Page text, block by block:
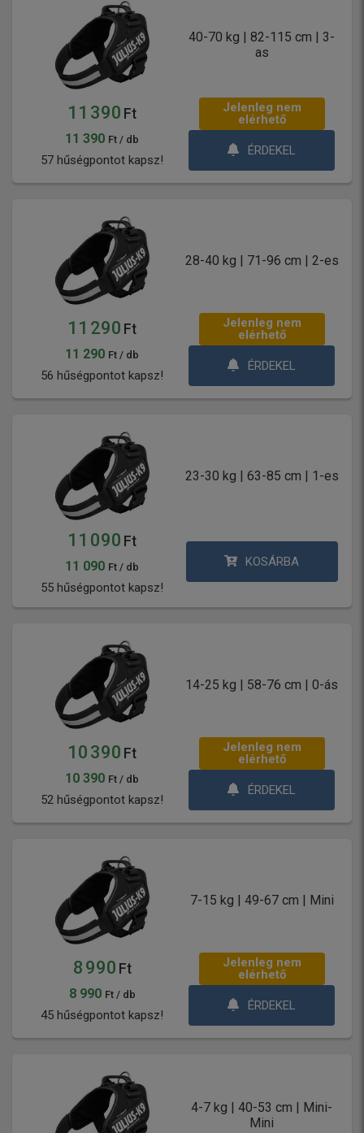
40-70 kg | 82-115 cm | 3-
as
11 390 Ft
11 390 Ft / db
57 hűségpontot kapsz!
Jelenleg nem
elérhető
ÉRDEKEL
28-40 kg | 71-96 cm | 2-es
11 290 Ft
11 290 Ft / db
56 hűségpontot kapsz!
Jelenleg nem
elérhető
ÉRDEKEL
23-30 kg | 63-85 cm | 1-es
11 090 Ft
11 090 Ft / db
55 hűségpontot kapsz!
KOSÁRBA
14-25 kg | 58-76 cm | 0-ás
10 390 Ft
10 390 Ft / db
52 hűségpontot kapsz!
Jelenleg nem
elérhető
ÉRDEKEL
7-15 kg | 49-67 cm | Mini
8 990 Ft
8 990 Ft / db
45 hűségpontot kapsz!
Jelenleg nem
elérhető
ÉRDEKEL
4-7 kg | 40-53 cm | Mini-
Mini